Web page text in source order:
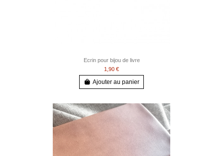
Ecrin pour bijou de livre
1,90 €
Ajouter au panier